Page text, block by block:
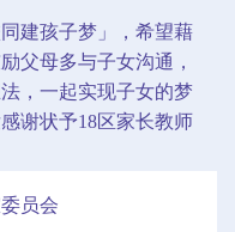
建孩子梦」，希望藉
父母多与子女沟通，
，一起实现子女的梦
谢状予18区家长教师
员会